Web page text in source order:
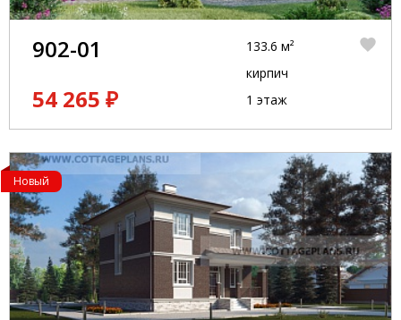
902-01
54 265 ₽
133.6 м²
кирпич
1 этаж
Новый